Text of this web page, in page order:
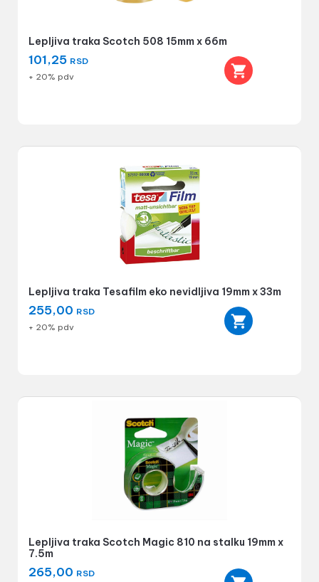
Lepljiva traka Scotch 508 15mm x 66m
101,25 RSD
+ 20% pdv
Lepljiva traka Tesafilm eko nevidljiva 19mm x 33m
255,00 RSD
+ 20% pdv
Lepljiva traka Scotch Magic 810 na stalku 19mm x
7.5m
265,00 RSD